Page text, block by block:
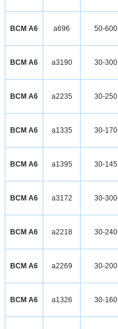
ВСМ А6 а696 50-600
ВСМ А6 а3190 30-300
ВСМ А6 а2235 30-250
ВСМ А6 а1335 30-170
ВСМ А6 а1395 30-145
ВСМ А6 а3172 30-300
ВСМ А6 а2218 30-240
ВСМ А6 а2269 30-200
ВСМ А6 а1326 30-160